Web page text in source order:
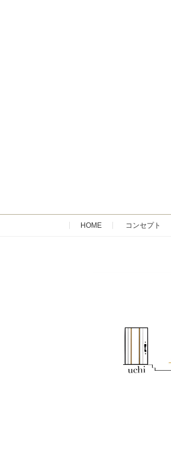
HOME コンセプト